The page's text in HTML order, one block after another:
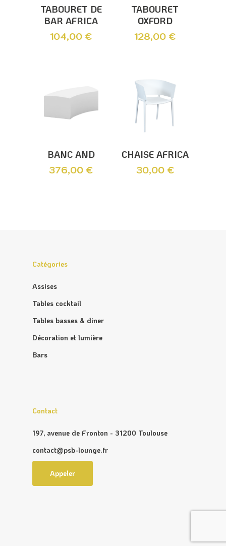
Ajouter Au
Panier
TABOURET DE
BAR AFRICA
104,00 €
Ajouter Au
Panier
TABOURET
OXFORD
128,00 €
Ajouter Au
BANC AND
376,00 €
Ajouter Au
CHAISE AFRICA
30,00 €
Catégories
Assises
Tables cocktail
Tables basses & diner
Décoration et lumière
Bars
Contact
197, avenue de Fronton - 31200 Toulouse
contact@psb-lounge.fr
Appeler